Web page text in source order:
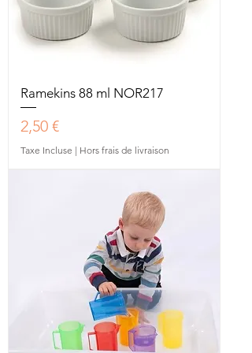
Ramekins 88 ml NOR217
Prix
2,50 €
Taxe Incluse | Hors frais de livraison